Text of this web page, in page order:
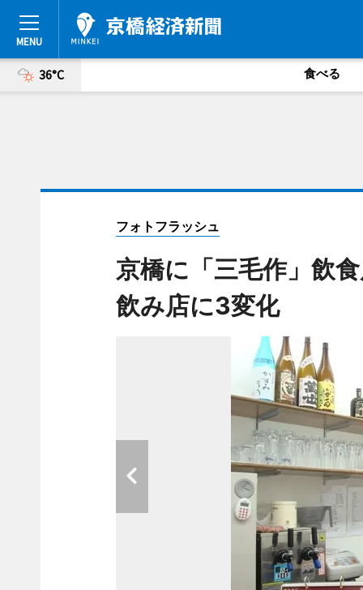
36°C 食べる
フォトフラッシュ
京橋に「三毛作」飲
飲み店に3変化